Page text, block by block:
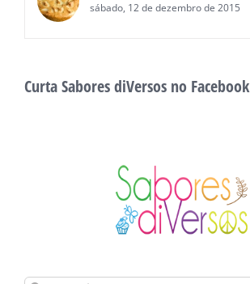
sábado, 12 de dezembro de 2015
Curta Sabores diVersos no Facebook